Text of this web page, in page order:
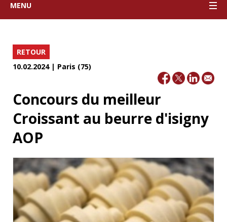
MENU
RETOUR
10.02.2024 | Paris (75)
Concours du meilleur
Croissant au beurre d'isigny
AOP